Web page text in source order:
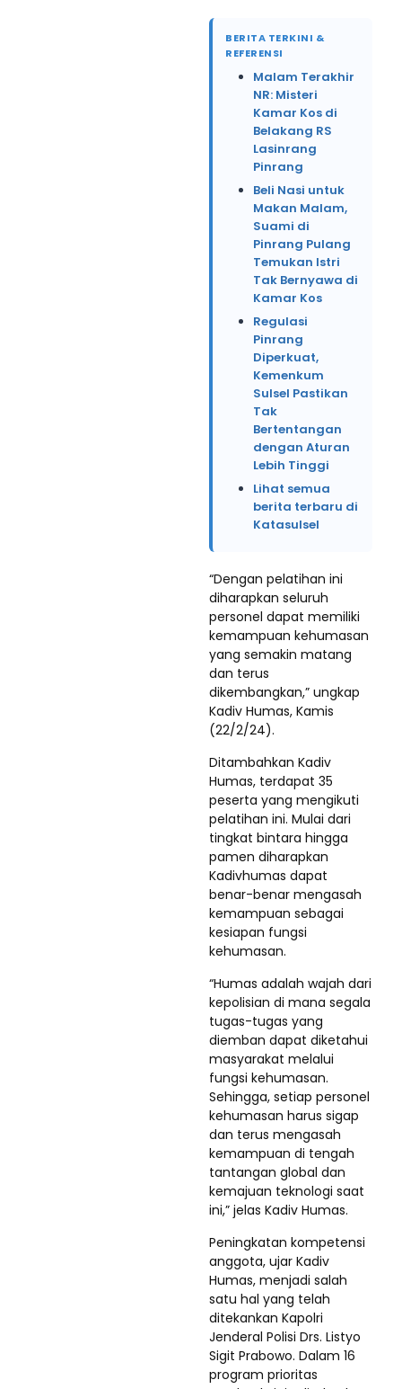
BERITA TERKINI &
REFERENSI
Malam Terakhir
NR: Misteri
Kamar Kos di
Belakang RS
Lasinrang
Pinrang
Beli Nasi untuk
Makan Malam,
Suami di
Pinrang Pulang
Temukan Istri
Tak Bernyawa di
Kamar Kos
Regulasi
Pinrang
Diperkuat,
Kemenkum
Sulsel Pastikan
Tak
Bertentangan
dengan Aturan
Lebih Tinggi
Lihat semua
berita terbaru di
Katasulsel
“Dengan pelatihan ini
diharapkan seluruh
personel dapat memiliki
kemampuan kehumasan
yang semakin matang
dan terus
dikembangkan,” ungkap
Kadiv Humas, Kamis
(22/2/24).
Ditambahkan Kadiv
Humas, terdapat 35
peserta yang mengikuti
pelatihan ini. Mulai dari
tingkat bintara hingga
pamen diharapkan
Kadivhumas dapat
benar-benar mengasah
kemampuan sebagai
kesiapan fungsi
kehumasan.
“Humas adalah wajah dari
kepolisian di mana segala
tugas-tugas yang
diemban dapat diketahui
masyarakat melalui
fungsi kehumasan.
Sehingga, setiap personel
kehumasan harus sigap
dan terus mengasah
kemampuan di tengah
tantangan global dan
kemajuan teknologi saat
ini,” jelas Kadiv Humas.
Peningkatan kompetensi
anggota, ujar Kadiv
Humas, menjadi salah
satu hal yang telah
ditekankan Kapolri
Jenderal Polisi Drs. Listyo
Sigit Prabowo. Dalam 16
program prioritas